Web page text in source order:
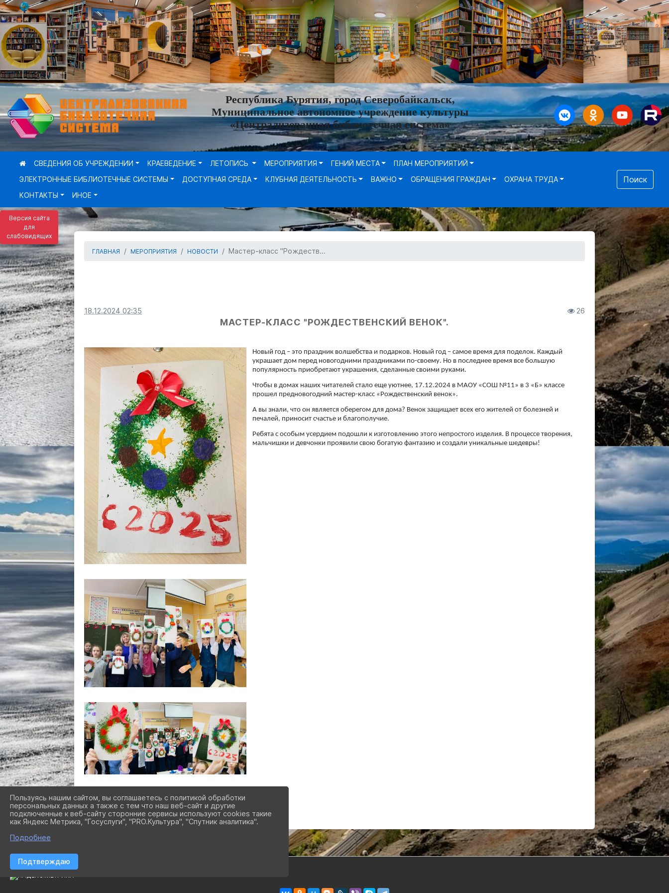
Версия сайта
для
слабовидящих
Республика Бурятия, город Северобайкальск,
Муниципальное автономное учреждение культуры
«Централизованная библиотечная система»
СВЕДЕНИЯ ОБ УЧРЕЖДЕНИИ КРАЕВЕДЕНИЕ ЛЕТОПИСЬ МЕРОПРИЯТИЯ ГЕНИЙ МЕСТА
ПЛАН МЕРОПРИЯТИЙ
ЭЛЕКТРОННЫЕ БИБЛИОТЕЧНЫЕ СИСТЕМЫ
ДОСТУПНАЯ СРЕДА КЛУБНАЯ ДЕЯТЕЛЬНОСТЬ ВАЖНО ОБРАЩЕНИЯ ГРАЖДАН
ОХРАНА ТРУДА
КОНТАКТЫ
ИНОЕ
Поиск
ГЛАВНАЯ МЕРОПРИЯТИЯ НОВОСТИ Мастер-класс "Рождеств...
18.12.2024 02:35 26
МАСТЕР-КЛАСС "РОЖДЕСТВЕНСКИЙ ВЕНОК".
Новый год – это праздник волшебства и подарков. Новый год – самое время для поделок. Каждый
украшает дом перед новогодними праздниками по-своему. Но в последнее время все большую
популярность приобретают украшения, сделанные своими руками.
Чтобы в домах наших читателей стало еще уютнее, 17.12.2024 в МАОУ «СОШ №11» в 3 «Б» классе
прошел предновогодний мастер-класс «Рождественский венок».
А вы знали, что он является оберегом для дома? Венок защищает всех его жителей от болезней и
печалей, приносит счастье и благополучие.
Ребята с особым усердием подошли к изготовлению этого непростого изделия. В процессе творения,
мальчишки и девчонки проявили свою богатую фантазию и создали уникальные шедевры!
Пользуясь нашим сайтом, вы соглашаетесь с политикой обработки
персональных данных а также с тем что наш веб-сайт и другие
подключенные к веб-сайту сторонние сервисы используют cookies такие
как Яндекс Метрика, "Госуслуги", "PRO.Культура", "Спутник аналитика".
Подробнее
Подтверждаю